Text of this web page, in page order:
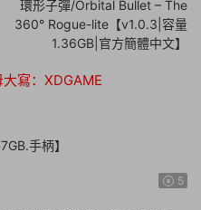
環形子彈/Orbital Bullet – The
360° Rogue-lite【v1.0.3|容量
1.36GB|官方簡體中文】
寫：XDGAME
手柄】
5